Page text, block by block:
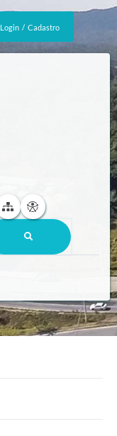
Login / Cadastro